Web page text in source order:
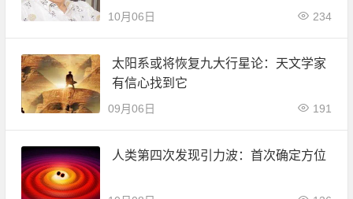
10月06日 234
太阳系或将恢复九大行星论：天文学家
有信心找到它
09月06日 191
人类第四次发现引力波：首次确定方位